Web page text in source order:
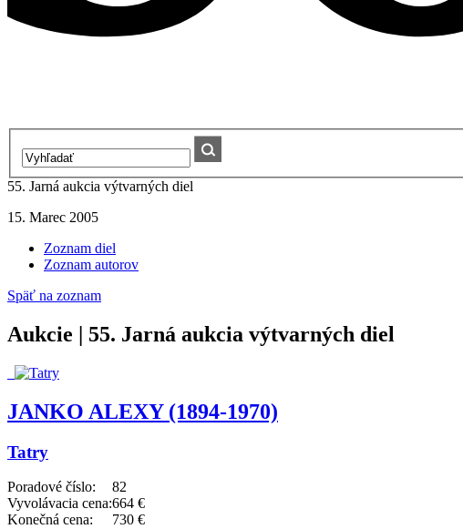
55. Jarná aukcia výtvarných diel
15. Marec 2005
Zoznam diel
Zoznam autorov
Späť na zoznam
Aukcie | 55. Jarná aukcia výtvarných diel
JANKO ALEXY (1894-1970)
Tatry
Poradové číslo:
82
Vyvolávacia cena:664 €
Konečná cena:
730 €